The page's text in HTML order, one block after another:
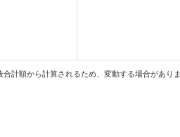
計額から計算されるため、変動する場合がありま